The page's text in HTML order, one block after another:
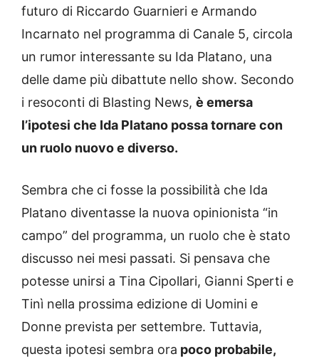
futuro di Riccardo Guarnieri e Armando
Incarnato nel programma di Canale 5, circola
un rumor interessante su Ida Platano, una
delle dame più dibattute nello show. Secondo
i resoconti di Blasting News, è emersa
l’ipotesi che Ida Platano possa tornare con
un ruolo nuovo e diverso.
Sembra che ci fosse la possibilità che Ida
Platano diventasse la nuova opinionista “in
campo” del programma, un ruolo che è stato
discusso nei mesi passati. Si pensava che
potesse unirsi a Tina Cipollari, Gianni Sperti e
Tinì nella prossima edizione di Uomini e
Donne prevista per settembre. Tuttavia,
questa ipotesi sembra ora poco probabile,